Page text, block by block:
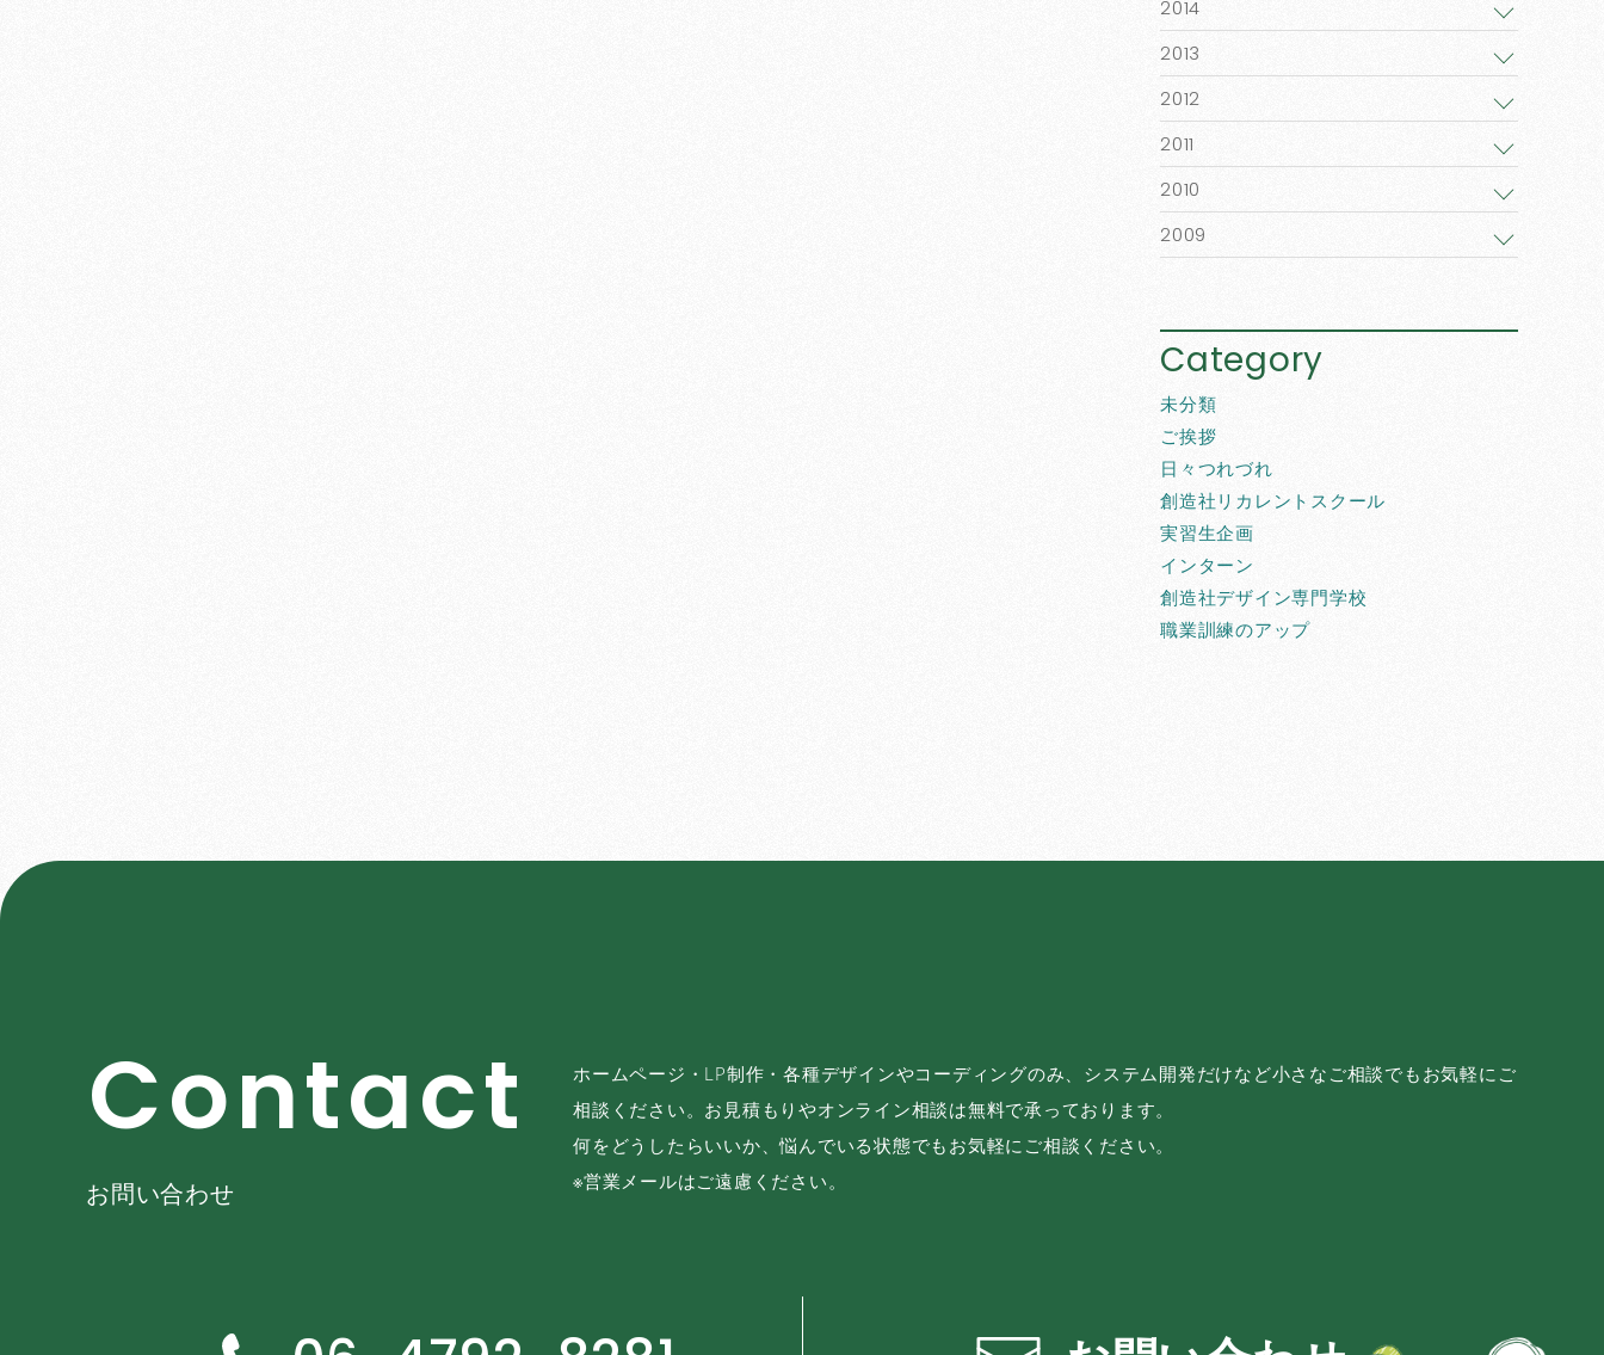
2014
2013
2012
2011
2010
2009
Category
未分類
ご挨拶
日々つれづれ
創造社リカレントスクール
実習生企画
インターン
創造社デザイン専門学校
職業訓練のアップ
Contact
お問い合わせ
ホームページ・LP制作・各種デザインやコーディングのみ、システム開発だけなど小さなご相談でもお気軽にご
相談ください。お見積もりやオンライン相談は無料で承っております。
何をどうしたらいいか、悩んでいる状態でもお気軽にご相談ください。
※営業メールはご遠慮ください。